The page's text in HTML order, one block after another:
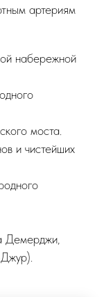
артериям
набережной
моста.
и чистейших
Демерджи,